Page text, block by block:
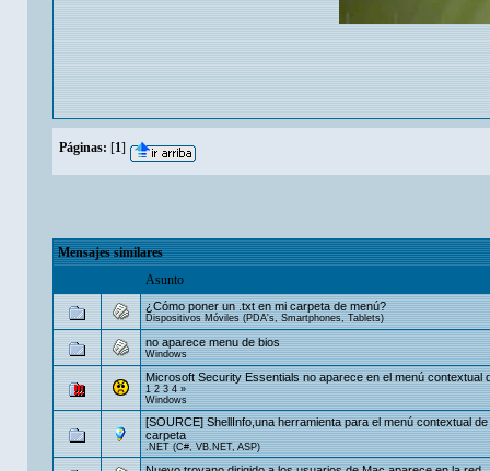
Páginas: [1]
Mensajes similares
Asunto
¿Cómo poner un .txt en mi carpeta de menú?
Dispositivos Móviles (PDA's, Smartphones, Tablets)
no aparece menu de bios
Windows
Microsoft Security Essentials no aparece en el menú contextual
1 2 3 4»
Windows
[SOURCE] ShellInfo,una herramienta para el menú contextual
carpeta
.NET (C#, VB.NET, ASP)